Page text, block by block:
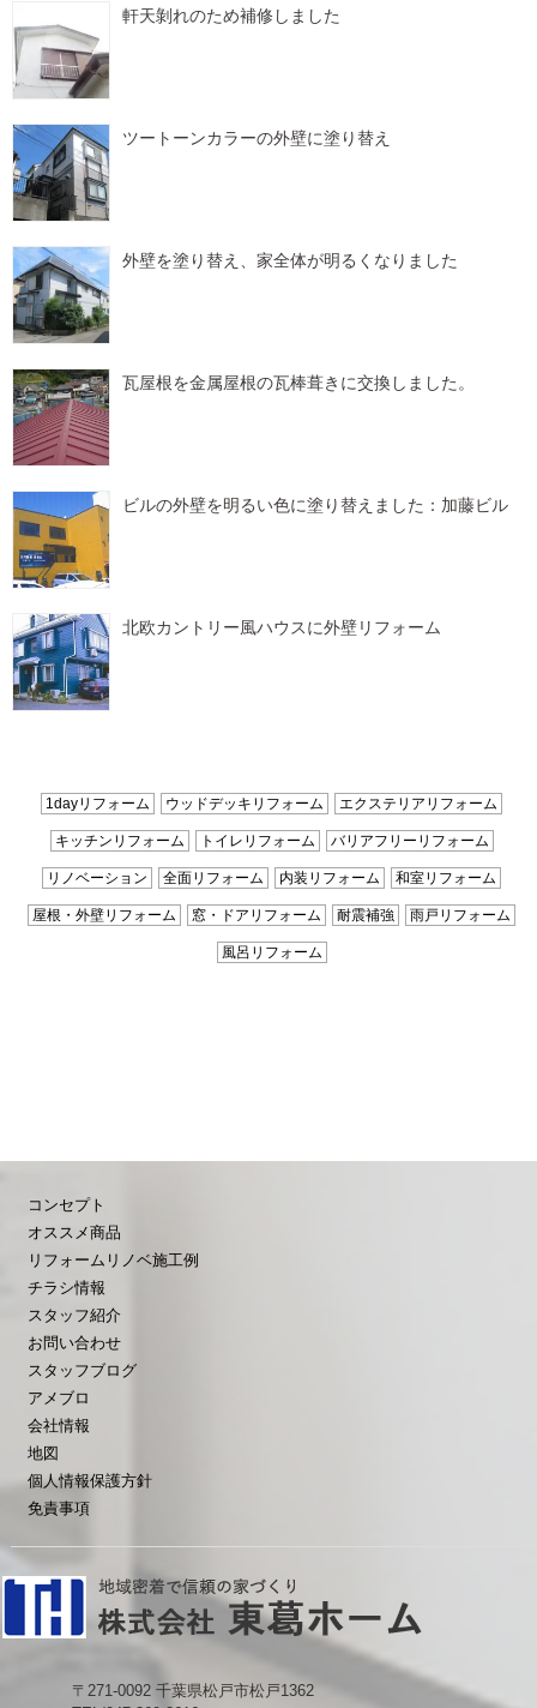
軒天剝れのため補修しました
ツートーンカラーの外壁に塗り替え
外壁を塗り替え、家全体が明るくなりました
瓦屋根を金属屋根の瓦棒葺きに交換しました。
ビルの外壁を明るい色に塗り替えました：加藤ビル
北欧カントリー風ハウスに外壁リフォーム
1dayリフォーム ウッドデッキリフォーム エクステリアリフォーム
キッチンリフォーム トイレリフォーム バリアフリーリフォーム
リノベーション 全面リフォーム 内装リフォーム 和室リフォーム
屋根・外壁リフォーム 窓・ドアリフォーム 耐震補強 雨戸リフォーム
風呂リフォーム
コンセプト
オススメ商品
リフォームリノベ施工例
チラシ情報
スタッフ紹介
お問い合わせ
スタッフブログ
アメブロ
会社情報
地図
個人情報保護方針
免責事項
〒271-0092 千葉県松戸市松戸1362